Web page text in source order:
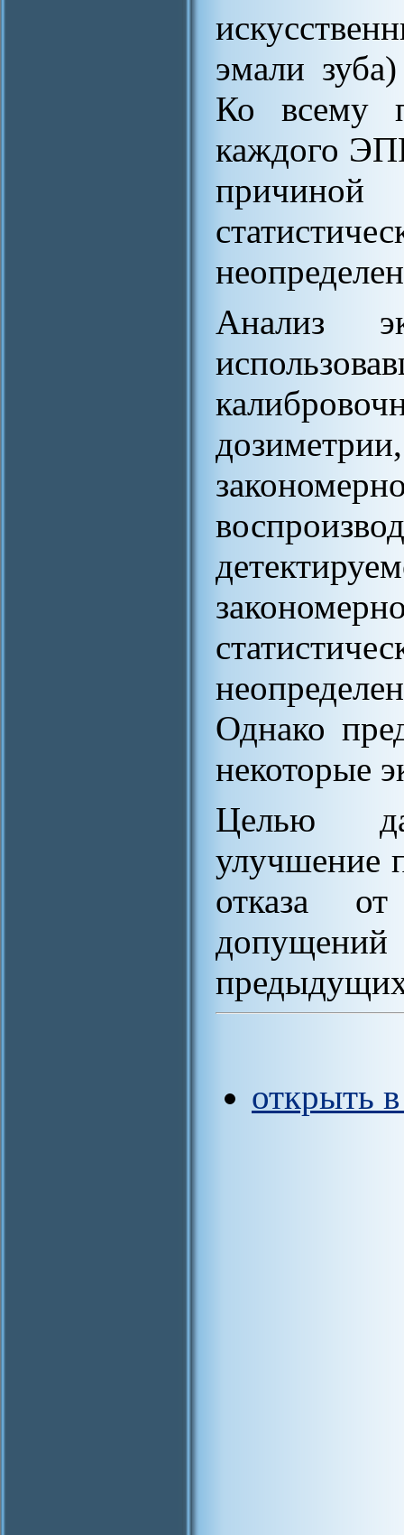
эмали
Ко всему
каждого
Анализ
Однако
некоторые
Целью
улучшение
отказа
открыть